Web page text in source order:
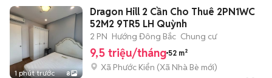
1 phút trước 8
Dragon Hill 2 Cần Cho Thuê 2PN1WC
52M2 9TR5 LH Quỳnh
2 PN Hướng Đông Bắc Chung cư
9,5 triệu/tháng 52 m²
Xã Phước Kiển (Xã Nhà Bè mới)